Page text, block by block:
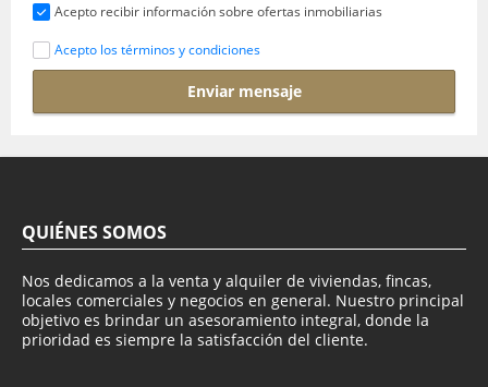
Acepto recibir información sobre ofertas inmobiliarias
Acepto los términos y condiciones
Enviar mensaje
QUIÉNES SOMOS
Nos dedicamos a la venta y alquiler de viviendas, fincas,
locales comerciales y negocios en general. Nuestro principal
objetivo es brindar un asesoramiento integral, donde la
prioridad es siempre la satisfacción del cliente.